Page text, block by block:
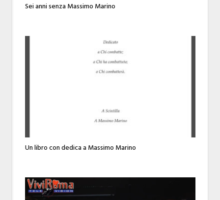
Sei anni senza Massimo Marino
Un libro con dedica a Massimo Marino